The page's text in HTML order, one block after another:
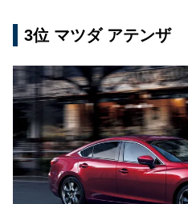
3位 マツダ アテンザ